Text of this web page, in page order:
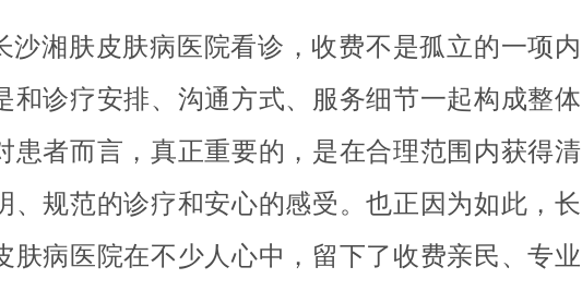
沙湘肤皮肤病医院看诊，收费不是孤立的一项内
和诊疗安排、沟通方式、服务细节一起构成整体
患者而言，真正重要的，是在合理范围内获得清
、规范的诊疗和安心的感受。也正因为如此，长
肤病医院在不少人心中，留下了收费亲民、专业